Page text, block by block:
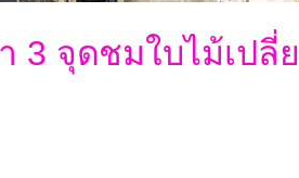
3 จุดชมใบไม้เป